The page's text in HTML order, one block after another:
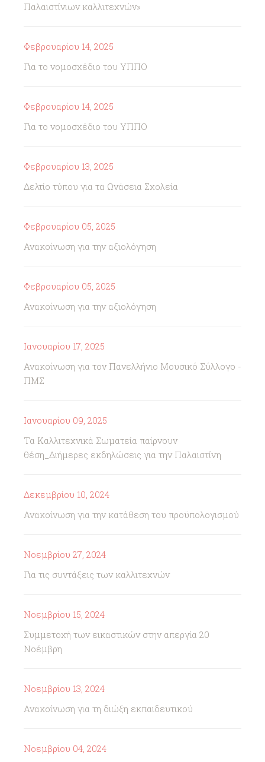
Παλαιστίνιων καλλιτεχνών»
Φεβρουαρίου 14, 2025
Για το νομοσχέδιο του ΥΠΠΟ
Φεβρουαρίου 14, 2025
Για το νομοσχέδιο του ΥΠΠΟ
Φεβρουαρίου 13, 2025
Δελτίο τύπου για τα Ωνάσεια Σχολεία
Φεβρουαρίου 05, 2025
Ανακοίνωση για την αξιολόγηση
Φεβρουαρίου 05, 2025
Ανακοίνωση για την αξιολόγηση
Ιανουαρίου 17, 2025
Ανακοίνωση για τον Πανελλήνιο Μουσικό Σύλλογο -
ΠΜΣ
Ιανουαρίου 09, 2025
Τα Καλλιτεχνικά Σωματεία παίρνουν
θέση_Διήμερες εκδηλώσεις για την Παλαιστίνη
Δεκεμβρίου 10, 2024
Ανακοίνωση για την κατάθεση του προϋπολογισμού
Νοεμβρίου 27, 2024
Για τις συντάξεις των καλλιτεχνών
Νοεμβρίου 15, 2024
Συμμετοχή των εικαστικών στην απεργία 20
Νοέμβρη
Νοεμβρίου 13, 2024
Ανακοίνωση για τη διώξη εκπαιδευτικού
Νοεμβρίου 04, 2024